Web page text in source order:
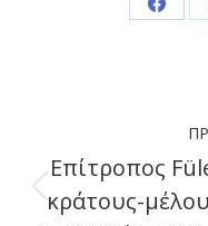
Share
navigation
Επίτροπος
κράτους-